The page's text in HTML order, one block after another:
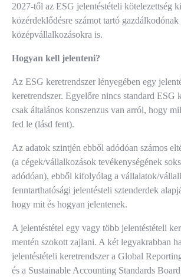
2027-től az ESG jelentéstételi kötelezettség
közérdeklődésre számot tartó
középvállalkozásokra is.
Hogyan kell jelenteni?
Az ESG keretrendszer lényegében egy
keretrendszer. Egyelőre nincs standard ESG
csak általános konszenzus van arról, hogy
fed le (lásd fent).
Az adatok szintjén ebből adódóan számos
(a cégek/vállalkozások tevékenységének
adódóan), ebből kifolyólag a vállalatok/
fenntarthatósági jelentésteli sztenderdek
hogy mit és hogyan jelentenek.
A jelentéstétel egy vagy több jelentéstételi
mentén szokott zajlani. A két legyakrabban
jelentéstételi keretrendszer a Global
és a Sustainable Accounting Standards